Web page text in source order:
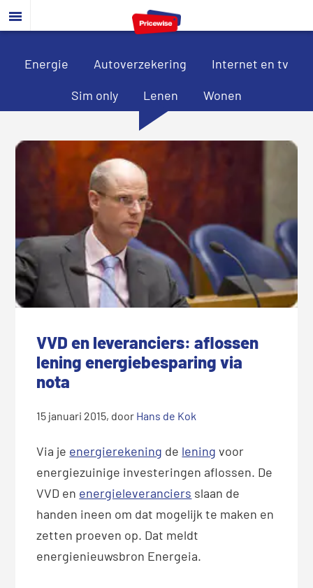
Door
naar
hoofd
Spring
naar
eerste
Spring
naar
voettekst
Energie Autoverzekering Internet en tv
Sim only Lenen Wonen
VVD en leveranciers: aflossen
lening energiebesparing via
nota
15 januari 2015, door Hans de Kok
Via je energierekening de lening voor
energiezuinige investeringen aflossen. De
VVD en energieleveranciers slaan de
handen ineen om dat mogelijk te maken en
zetten proeven op. Dat meldt
energienieuwsbron Energeia.